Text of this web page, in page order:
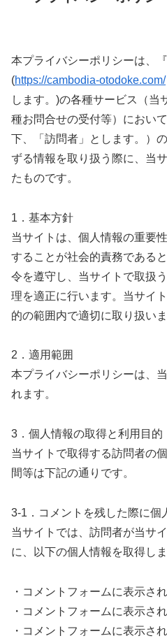
本プライバシーポリシーは、
(https://cambodia-otodoke.com/
します。)の各種サービス（当
種お問合せの受付等）におい
下、「訪問者」とします。）
ずる情報を取り扱う際に、当
たものです。
1．基本方針
当サイトは、個人情報の重要
することが社会的責務である
令を遵守し、当サイトで取扱
理を適正に行います。当サイ
的の範囲内で適切に取り扱いま
2．適用範囲
本プライバシーポリシーは、
れます。
3．個人情報の取得と利用目的
当サイトで取得する訪問者の
間等は下記の通りです。
3-1．コメントを残した際に個
当サイトでは、訪問者が当サ
に、以下の個人情報を取得しま
・コメントフォームに表示さ
・コメントフォームに表示さ
・コメントフォームに表示さ